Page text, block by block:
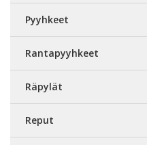
Pyyhkeet
Rantapyyhkeet
Räpylät
Reput